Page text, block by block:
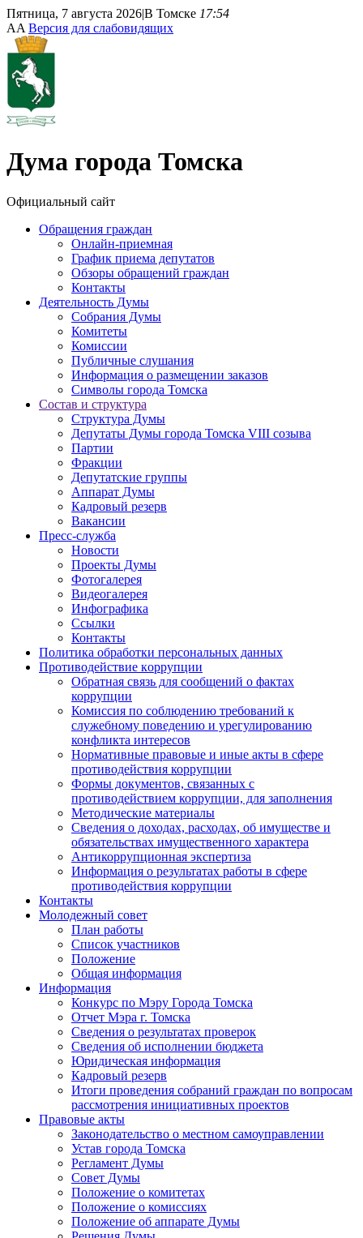
Пятница, 7 августа 2026|В Томске 17:54
AA Версия для слабовидящих
Дума города Томска
Официальный сайт
Обращения граждан
Онлайн-приемная
График приема депутатов
Обзоры обращений граждан
Контакты
Деятельность Думы
Собрания Думы
Комитеты
Комиссии
Публичные слушания
Информация о размещении заказов
Символы города Томска
Состав и структура
Структура Думы
Депутаты Думы города Томска VIII созыва
Партии
Фракции
Депутатские группы
Аппарат Думы
Кадровый резерв
Вакансии
Пресс-служба
Новости
Проекты Думы
Фотогалерея
Видеогалерея
Инфографика
Ссылки
Контакты
Политика обработки персональных данных
Прoтивoдeйствие кoрpупции
Обратная связь для сообщений о фактах
коррупции
Комиссия по соблюдению требований к
служебному поведению и урегулированию
конфликта интересов
Нормативные правовые и иные акты в сфере
противодействия коррупции
Формы документов, связанных с
противодействием коррупции, для заполнения
Методические материалы
Сведения о доходах, расходах, об имуществе и
обязательствах имущественного характера
Антикоррупционная экспертиза
Информация о результатах работы в сфере
противодействия коррупции
Контакты
Молодежный совет
План работы
Список участников
Положение
Общая информация
Информация
Конкурс по Мэру Города Томска
Отчет Мэра г. Томска
Сведения о результатах проверок
Сведения об исполнении бюджета
Юридическая информация
Кадровый резерв
Итоги проведения собраний граждан по вопросам
рассмотрения инициативных проектов
Правовые акты
Законодательство о местном самоуправлении
Устав города Томска
Регламент Думы
Совет Думы
Положение о комитетах
Положение о комиссиях
Положение об аппарате Думы